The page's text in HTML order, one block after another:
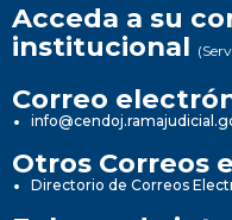
Acceda a su
institucional
Correo
Otros Correos
Directorio de Correos